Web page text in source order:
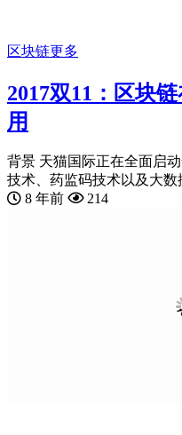
区块链更多
2017双11：区块
用
背景 天猫国际正在全面启
技术、药监码技术以及大数
8 年前
214